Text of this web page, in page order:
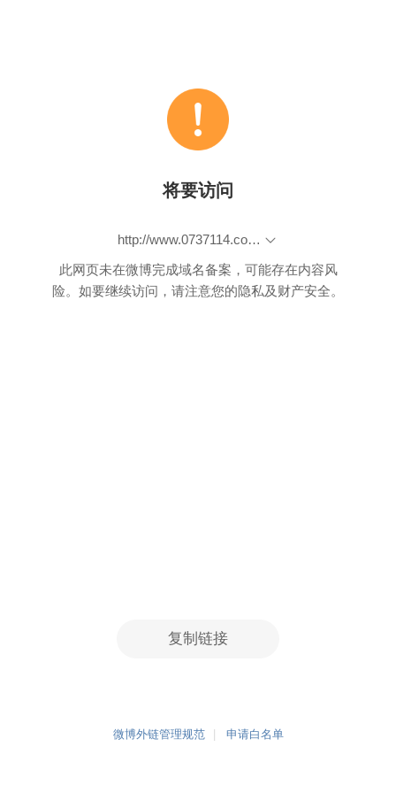
将要访问
http://www.0737114.com/?/article/186
此网页未在微博完成域名备案，可能存在内容风
险。如要继续访问，请注意您的隐私及财产安全。
复制链接
微博外链管理规范 申请白名单